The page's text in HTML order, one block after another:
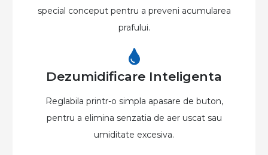
special conceput pentru a preveni acumularea
prafului.
Dezumidificare Inteligenta
Reglabila printr-o simpla apasare de buton,
pentru a elimina senzatia de aer uscat sau
umiditate excesiva.